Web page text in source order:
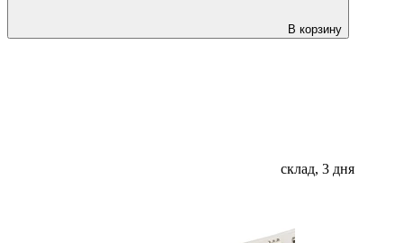
В корзину
склад, 3 дня